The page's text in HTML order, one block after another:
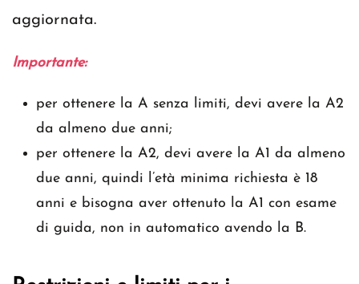
aggiornata.
Importante:
per ottenere la A senza limiti, devi avere la A2
da almeno due anni;
per ottenere la A2, devi avere la A1 da almeno
due anni, quindi l’età minima richiesta è 18
anni e bisogna aver ottenuto la A1 con esame
di guida, non in automatico avendo la B.